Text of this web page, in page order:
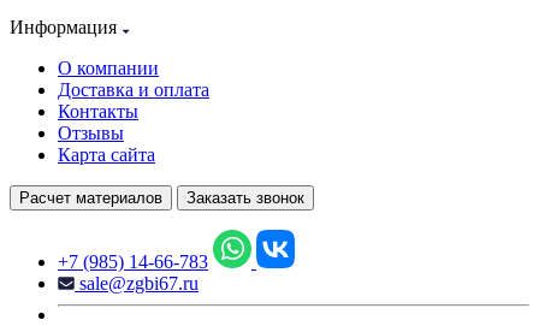
Информация
О компании
Доставка и оплата
Контакты
Отзывы
Карта сайта
Расчет материалов Заказать звонок
+7 (985) 14-66-783
sale@zgbi67.ru